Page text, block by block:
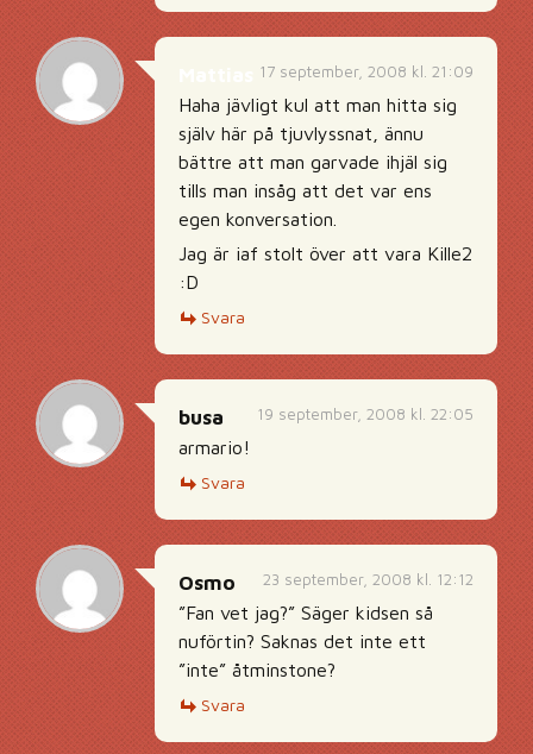
17 september, 2008 kl. 21:09
Haha jävligt kul att man hitta sig
själv här på tjuvlyssnat, ännu
bättre att man garvade ihjäl sig
tills man insåg att det var ens
egen konversation.
Jag är iaf stolt över att vara Kille2
:D
Svara
19 september, 2008 kl. 22:05
busa
armario!
Svara
23 september, 2008 kl. 12:12
Osmo
”Fan vet jag?” Säger kidsen så
nuförtin? Saknas det inte ett
”inte” åtminstone?
Svara